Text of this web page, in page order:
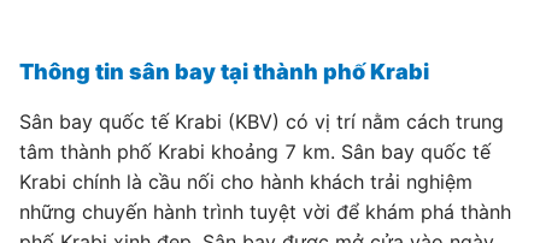
Thông tin sân bay tại thành phố Krabi
Sân bay quốc tế Krabi (KBV) có vị trí nằm cách trung
tâm thành phố Krabi khoảng 7 km. Sân bay quốc tế
Krabi chính là cầu nối cho hành khách trải nghiệm
những chuyến hành trình tuyệt vời để khám phá thành